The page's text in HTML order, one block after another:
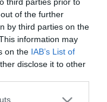
of the further
by third parties on the
information may
on the IAB’s List of
disclose it to other
one or more Google
június 14. és 20.
(ORFK)
oldalon.
Szervek